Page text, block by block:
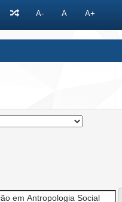
A- A A+